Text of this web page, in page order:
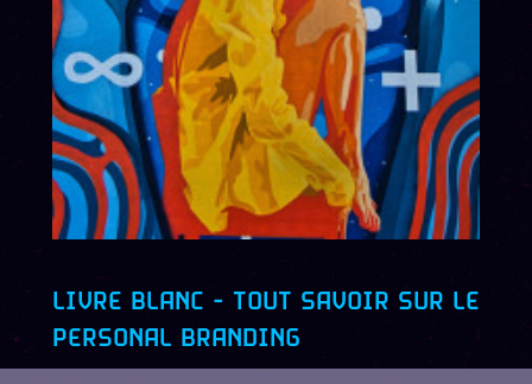
LIVRE BLANC - TOUT SAVOIR SUR LE
PERSONAL BRANDING